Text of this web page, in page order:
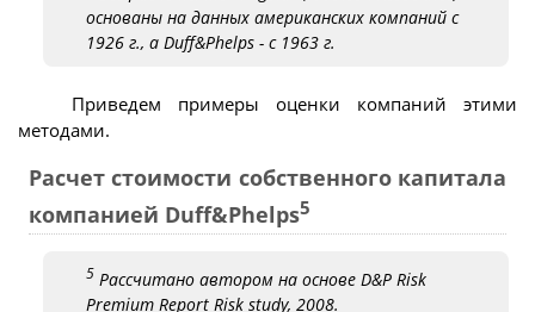
основаны на данных американских компаний с
1926 г., а Duff&Phelps - с 1963 г.
Приведем примеры оценки компаний этими
методами.
Расчет стоимости собственного капитала
компанией Duff&Phelps5
5 Рассчитано автором на основе D&P Risk
Premium Report Risk study, 2008.